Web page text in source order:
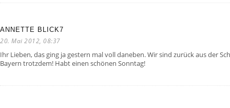
ANNETTE BLICK7
20. Mai 2012, 08:37
Ihr Lieben, das ging ja gestern mal voll daneben. Wir sind zurück aus der
Bayern trotzdem! Habt einen schönen Sonntag!